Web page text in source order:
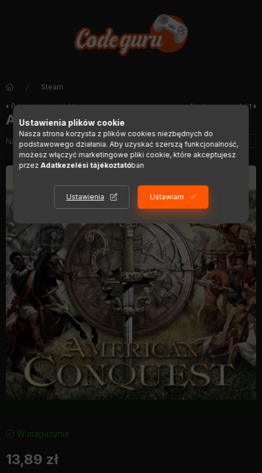
Steam
Poprzedni produkt Następny produkt
American Conquest
Numer artykułu:DIGI00446
W magazynie
13,89 zł
Ustawienia plików cookie
Nasza strona korzysta z plików cookies niezbędnych do
podstawowego działania. Aby uzyskać szerszą funkcjonalność,
możesz włączyć marketingowe pliki cookie, które akceptujesz
przezAdatkezelési tájékoztatóban
Ustawienia Ustawiam